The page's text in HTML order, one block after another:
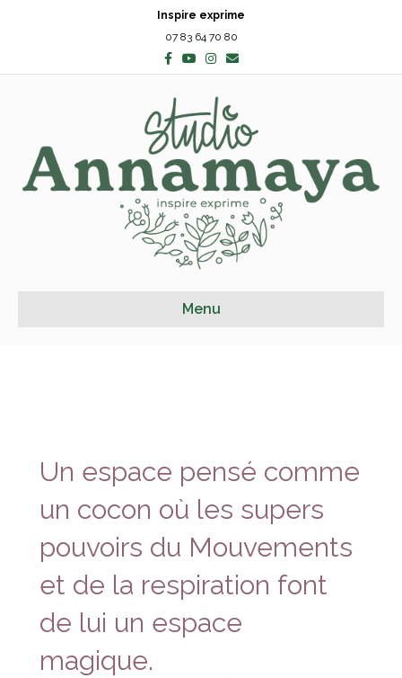
Inspire exprime
07 83 64 70 80
FacebookYoutubeInstagram
Email
Menu
Un espace pensé comme
un cocon où les supers
pouvoirs du Mouvements
et de la respiration font
de lui un espace
magique.